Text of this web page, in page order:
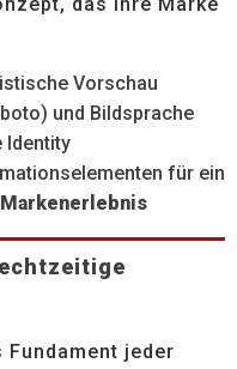
Vorschau
und Bildsprache
Identity
für ein
jeder